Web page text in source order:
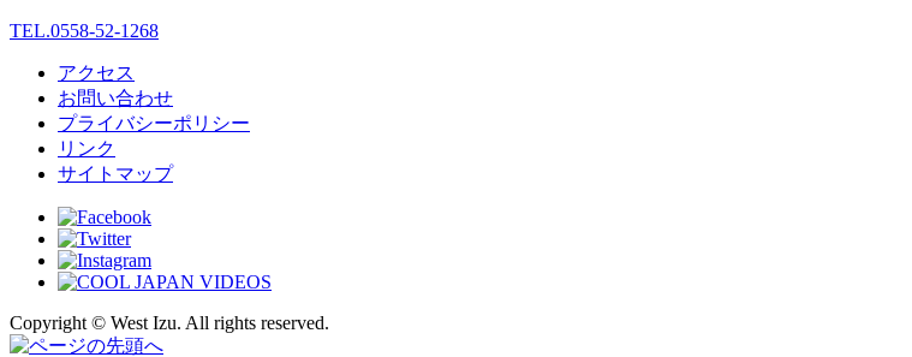
TEL.0558-52-1268
アクセス
お問い合わせ
プライバシーポリシー
リンク
サイトマップ
Copyright © West Izu. All rights reserved.